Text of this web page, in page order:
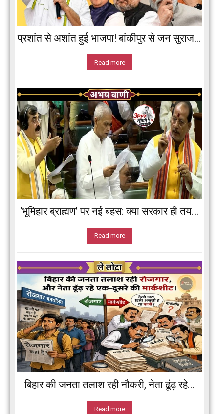
प्रशांत से अशांत हुई भाजपा! बांकीपुर से जन सुराज...
Read more
‘भूमिहार ब्राह्मण’ पर नई बहस: क्या सरकार ही तय...
Read more
बिहार की जनता तलाश रही नौकरी, नेता ढूंढ़ रहे...
Read more